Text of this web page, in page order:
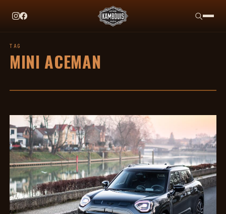
TAG HEUER X TEAM IKUZAWA : LE COME-BACK
TAG
MINI ACEMAN